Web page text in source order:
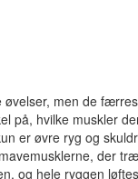
øvelser, men de
på, hvilke muskler
er øvre ryg og
der
og hele ryggen